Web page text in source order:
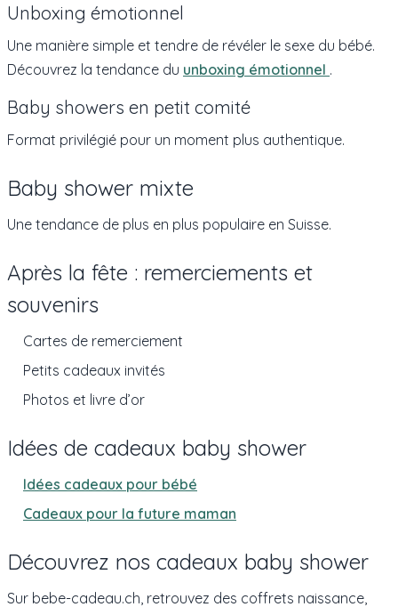
Unboxing émotionnel
Une manière simple et tendre de révéler le sexe du bébé.
Découvrez la tendance du unboxing émotionnel .
Baby showers en petit comité
Format privilégié pour un moment plus authentique.
Baby shower mixte
Une tendance de plus en plus populaire en Suisse.
Après la fête : remerciements et
souvenirs
Cartes de remerciement
Petits cadeaux invités
Photos et livre d’or
Idées de cadeaux baby shower
Idées cadeaux pour bébé
Cadeaux pour la future maman
Découvrez nos cadeaux baby shower
Sur bebe-cadeau.ch, retrouvez des coffrets naissance,